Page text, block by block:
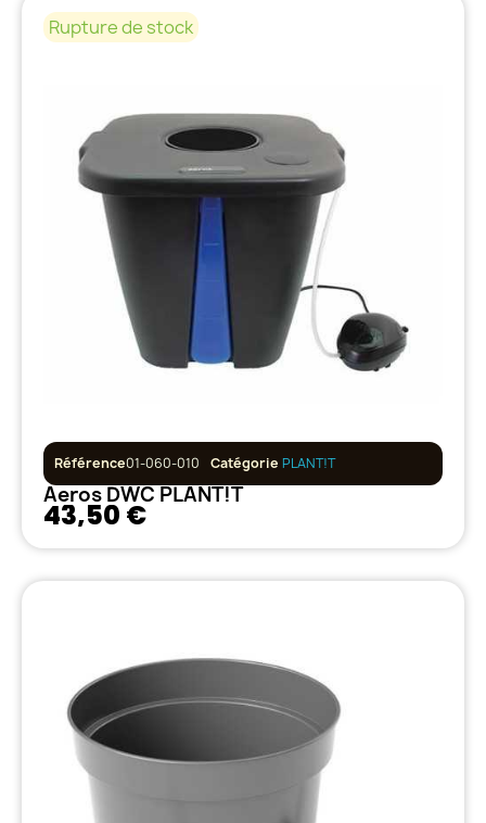
Rupture de stock
Référence01-060-010 Catégorie PLANT!T
Aeros DWC PLANT!T
43,50 €